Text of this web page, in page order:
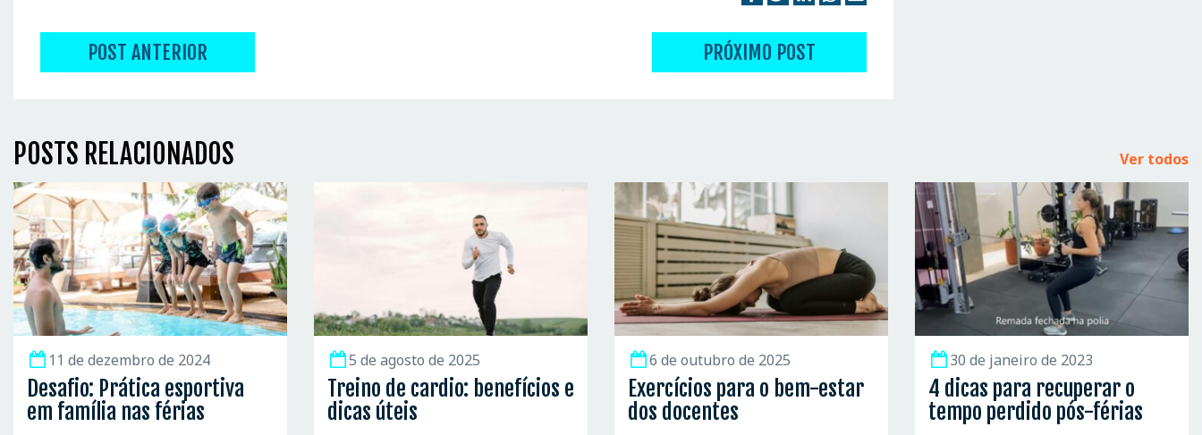
POST ANTERIOR PRÓXIMO POST
POSTS RELACIONADOS Ver todos
11 de dezembro de 2024
Desafio: Prática esportiva
em família nas férias
5 de agosto de 2025
Treino de cardio: benefícios e
dicas úteis
6 de outubro de 2025
Exercícios para o bem-estar
dos docentes
30 de janeiro de 2023
4 dicas para recuperar o
tempo perdido pós-férias